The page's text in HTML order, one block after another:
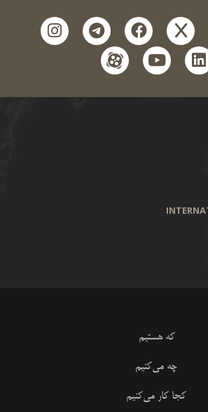
x
facebook
telegram
instagram
youtube
aparat
که هستیم
چه می‌کنیم
کجا کار می‌کنیم